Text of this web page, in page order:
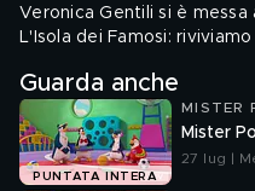
Veronica Gentili si è
L'Isola dei Famosi:
Guarda anche
PUNTATA INTERA
MISTER
Mister
27 lug |